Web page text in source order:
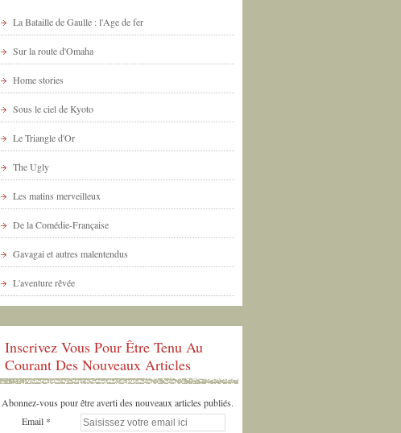
La Bataille de Gaulle : l'Age de fer
Sur la route d'Omaha
Home stories
Sous le ciel de Kyoto
Le Triangle d'Or
The Ugly
Les matins merveilleux
De la Comédie-Française
Gavagai et autres malentendus
L'aventure rêvée
Inscrivez Vous Pour Être Tenu Au
Courant Des Nouveaux Articles
Abonnez-vous pour être averti des nouveaux articles publiés.
Email